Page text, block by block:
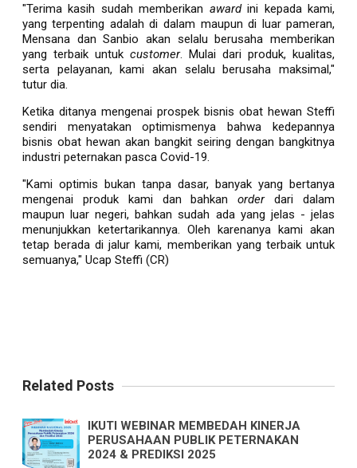
"Terima kasih sudah memberikan awardini kepada kami,
yang terpenting adalah di dalam maupun di luar pameran,
Mensana dan Sanbio akan selalu berusaha memberikan
yang terbaik untuk customer. Mulai dari produk, kualitas,
serta pelayanan, kami akan selalu berusaha maksimal,"
tutur dia.
Ketika ditanya mengenai prospek bisnis obat hewan Steffi
sendiri menyatakan optimismenya bahwa kedepannya
bisnis obat hewan akan bangkit seiring dengan bangkitnya
industri peternakan pasca Covid-19.
"Kami optimis bukan tanpa dasar, banyak yang bertanya
mengenai produk kami dan bahkanorderdari dalam
maupun luar negeri, bahkan sudah ada yang jelas - jelas
menunjukkan ketertarikannya. Oleh karenanya kami akan
tetap berada di jalur kami, memberikan yang terbaik untuk
semuanya," Ucap Steffi (CR)
Related Posts
IKUTI WEBINAR MEMBEDAH KINERJA
PERUSAHAAN PUBLIK PETERNAKAN
2024 & PREDIKSI 2025